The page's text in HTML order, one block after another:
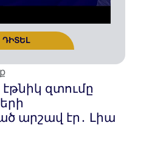
զտումը
արշավ էր․ Լիա